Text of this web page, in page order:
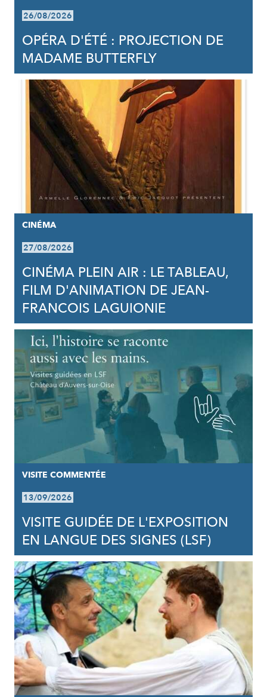
26/08/2026
OPÉRA D'ÉTÉ : PROJECTION DE
MADAME BUTTERFLY
CINÉMA
27/08/2026
CINÉMA PLEIN AIR : LE TABLEAU,
FILM D'ANIMATION DE JEAN-
FRANCOIS LAGUIONIE
VISITE COMMENTÉE
13/09/2026
VISITE GUIDÉE DE L'EXPOSITION
EN LANGUE DES SIGNES (LSF)